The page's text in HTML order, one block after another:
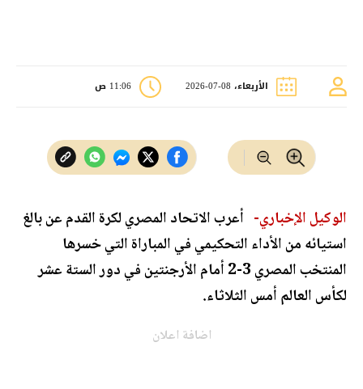
الأربعاء، 08-07-2026 11:06 ص
الوكيل الإخباري- أعرب الاتحاد المصري لكرة القدم عن بالغ
استيائه من الأداء التحكيمي في المباراة التي خسرها
المنتخب المصري 3-2 أمام الأرجنتين في دور الستة عشر
لكأس العالم أمس الثلاثاء.
اضافة اعلان